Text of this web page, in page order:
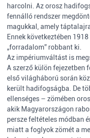
harcolni. Az orosz
fennálló rendszer
magukkal, amely
Ennek következtében
„forradalom” robbant ki.
Az impériumváltást is
A szerző külön fejezetben
első világháború során
került hadifogságba. De
ellenséges – zömében
akik Magyarországon
persze feltételes módban
miatt a foglyok zömét a